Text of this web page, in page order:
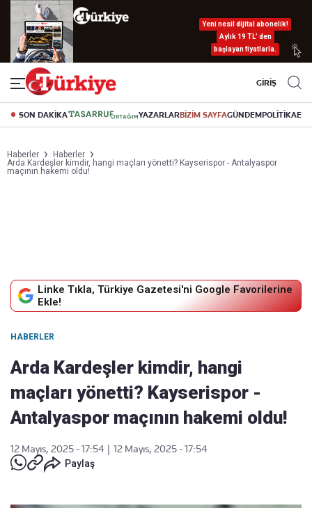
Yeni nesil dijital abonelik!
Aylık 19 TL’ den
başlayan fiyatlarla.
GİRİŞ
SON DAKİKA YAZARLARBİZİM SAYFAGÜNDEMPOLİTİKA
Haberler
Haberler
Arda Kardeşler kimdir, hangi maçları yönetti? Kayserispor - Antalyaspor
maçının hakemi oldu!
Linke Tıkla, Türkiye Gazetesi'ni Google Favorilerine
Ekle!
HABERLER
Arda Kardeşler kimdir, hangi
maçları yönetti? Kayserispor -
Antalyaspor maçının hakemi oldu!
12 Mayıs, 2025 - 17:54
12 Mayıs, 2025 - 17:54
Paylaş